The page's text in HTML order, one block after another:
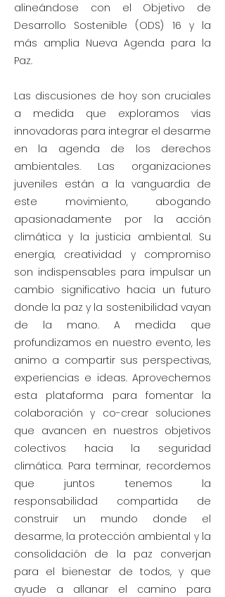
alineándose con el Objetivo de
Desarrollo Sostenible (ODS) 16 y la
más amplia Nueva Agenda para la
Paz.
Las discusiones de hoy son cruciales
a medida que exploramos vías
innovadoras para integrar el desarme
en la agenda de los derechos
ambientales. Las organizaciones
juveniles están a la vanguardia de
este movimiento, abogando
apasionadamente por la acción
climática y la justicia ambiental. Su
energía, creatividad y compromiso
son indispensables para impulsar un
cambio significativo hacia un futuro
donde la paz y la sostenibilidad vayan
de la mano. A medida que
profundizamos en nuestro evento, les
animo a compartir sus perspectivas,
experiencias e ideas. Aprovechemos
esta plataforma para fomentar la
colaboración y co-crear soluciones
que avancen en nuestros objetivos
colectivos hacia la seguridad
climática. Para terminar, recordemos
que juntos tenemos la
responsabilidad compartida de
construir un mundo donde el
desarme, la protección ambiental y la
consolidación de la paz converjan
para el bienestar de todos, y que
ayude a allanar el camino para